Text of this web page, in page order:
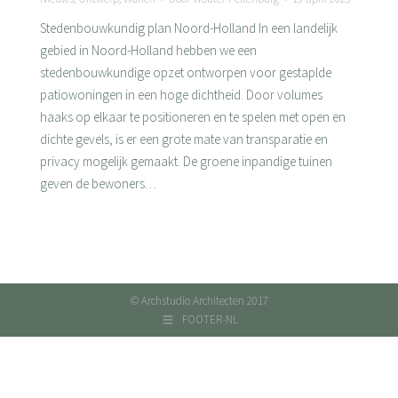
Stedenbouwkundig plan Noord-Holland In een landelijk
gebied in Noord-Holland hebben we een
stedenbouwkundige opzet ontworpen voor gestaplde
patiowoningen in een hoge dichtheid. Door volumes
haaks op elkaar te positioneren en te spelen met open en
dichte gevels, is er een grote mate van transparatie en
privacy mogelijk gemaakt. De groene inpandige tuinen
geven de bewoners…
© Archstudio Architecten 2017
FOOTER-NL